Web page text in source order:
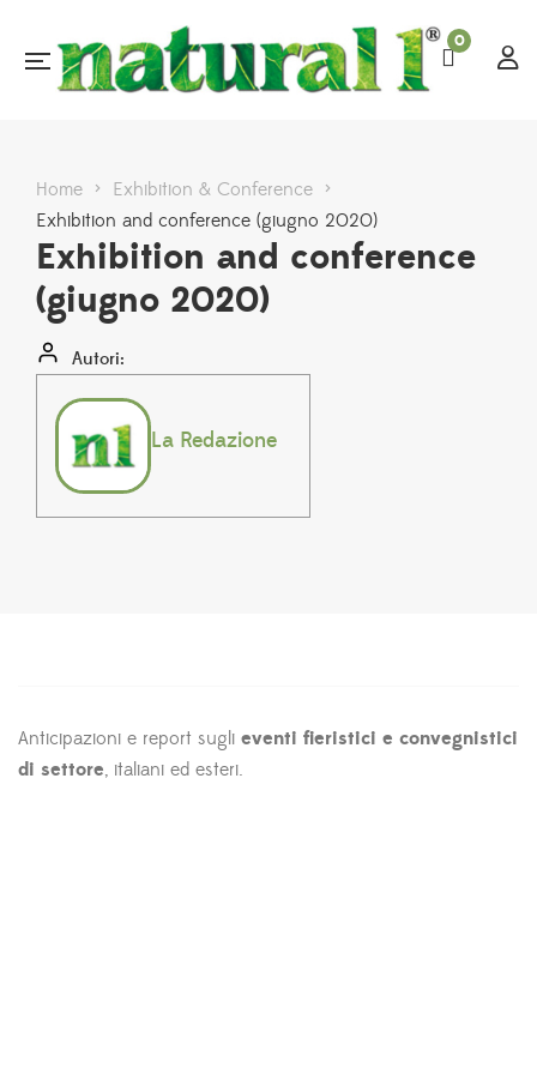
0
Home > Exhibition & Conference >
Exhibition and conference (giugno 2020)
Exhibition and conference
(giugno 2020)
Autori:
La Redazione
Anticipazioni e report sugli eventi fieristici e convegnistici
di settore, italiani ed esteri.